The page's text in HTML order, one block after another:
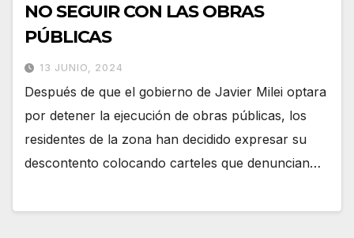
NO SEGUIR CON LAS OBRAS
PÚBLICAS
13 JUNIO, 2024
Después de que el gobierno de Javier Milei optara
por detener la ejecución de obras públicas, los
residentes de la zona han decidido expresar su
descontento colocando carteles que denuncian…